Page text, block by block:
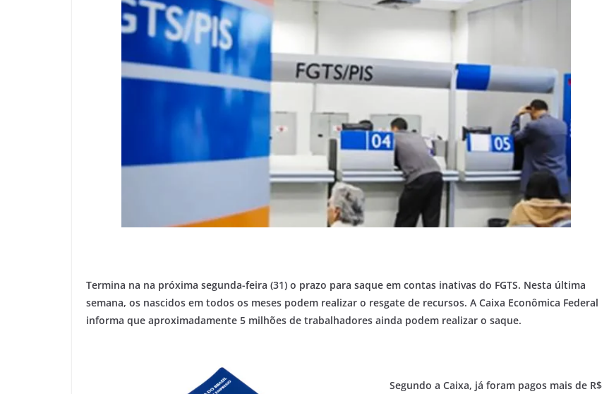
Termina na na próxima segunda-feira (31) o prazo para saque em contas inativas do FGTS. Nesta última
semana, os nascidos em todos os meses podem realizar o resgate de recursos. A Caixa Econômica Federal
informa que aproximadamente 5 milhões de trabalhadores ainda podem realizar o saque.
Segundo a Caixa, já foram pagos mais de R$